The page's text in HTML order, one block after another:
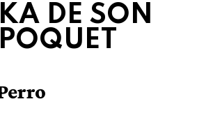
DE SON
POQUET